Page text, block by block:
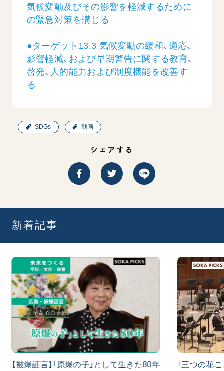
気候変動及びその影響を軽減するために
の緊急対策を講じる
●ターゲット13.3 気候変動の緩和、適応、
影響軽減、および早期警告に関する教育、
啓発、人的能力および制度機能を改善す
る
SDGs 動画
シェアする
新着記事
【被爆証言】「原爆の子」として生きた80年
「三つの花